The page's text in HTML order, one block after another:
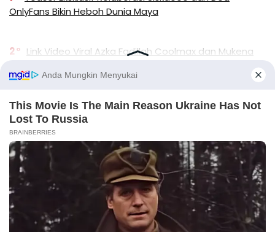
OnlyFans Bikin Heboh Dunia Maya
2
Link Video Viral Azka Fadillah Coolmax dan Mukena
4
Biodata dan Profil Andini Permata yang Sedang
Viral
2
Profil dan Video Viral Its Anggi: Sosok yang Bikin
Heboh TikTok dan Instagram
X